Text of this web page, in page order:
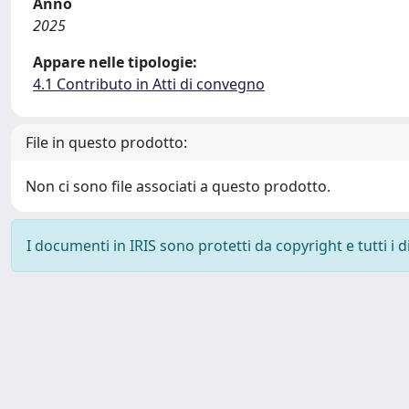
2025
Appare nelle tipologie:
4.1 Contributo in Atti di convegno
File in questo prodotto:
Non ci sono file associati a questo prodotto.
I documenti in IRIS sono protetti da copyright e tutti i